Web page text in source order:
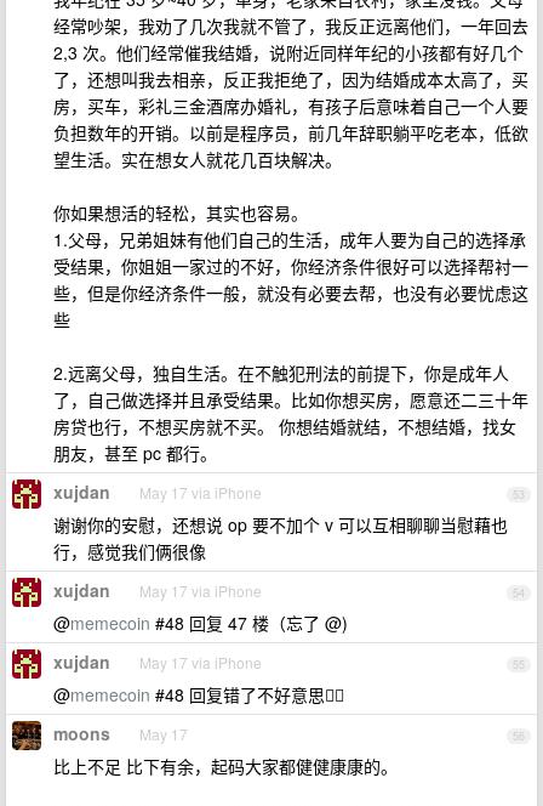
经常吵架，我劝了几次我就不管了，我反正远离他们，一年回去
2,3 次。他们经常催我结婚，说附近同样年纪的小孩都有好几个
了，还想叫我去相亲，反正我拒绝了，因为结婚成本太高了，买
房，买车，彩礼三金酒席办婚礼，有孩子后意味着自己一个人要
负担数年的开销。以前是程序员，前几年辞职躺平吃老本，低欲
望生活。实在想女人就花几百块解决。
你如果想活的轻松，其实也容易。
1.父母，兄弟姐妹有他们自己的生活，成年人要为自己的选择承
受结果，你姐姐一家过的不好，你经济条件很好可以选择帮衬一
些，但是你经济条件一般，就没有必要去帮，也没有必要忧虑这
些
2.远离父母，独自生活。在不触犯刑法的前提下，你是成年人
了，自己做选择并且承受结果。比如你想买房，愿意还二三十年
房贷也行，不想买房就不买。 你想结婚就结，不想结婚，找女
朋友，甚至 pc 都行。
53
xujdan May 17 via iPhone
谢谢你的安慰，还想说 op 要不加个 v 可以互相聊聊当慰藉也
行，感觉我们俩很像
54
xujdan May 17 via iPhone
@memecoin #48 回复 47 楼（忘了 @)
55
xujdan May 17 via iPhone
@memecoin #48 回复错了不好意思🙂‍↕️
56
moons May 17
比上不足 比下有余，起码大家都健健康康的。